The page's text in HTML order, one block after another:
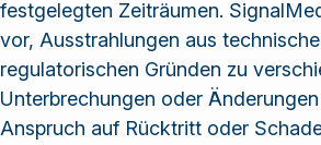
festgelegten Zeiträumen.
vor, Ausstrahlungen aus
regulatorischen Gründen zu
Unterbrechungen oder
Anspruch auf Rücktritt oder